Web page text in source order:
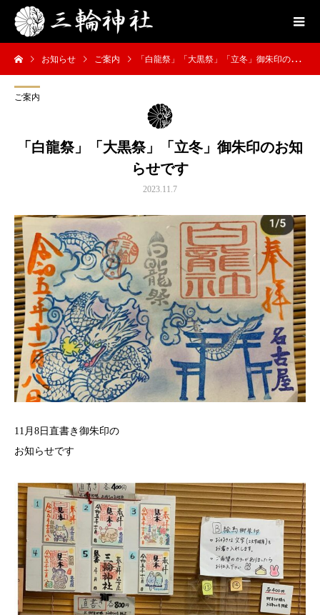
お知らせ ご案内 「白龍祭」「大黒祭」「立冬」御朱印のお知らせです
ご案内
「白龍祭」「大黒祭」「立冬」御朱印のお知
らせです
2023.11.7
11月8日直書き御朱印の
お知らせです